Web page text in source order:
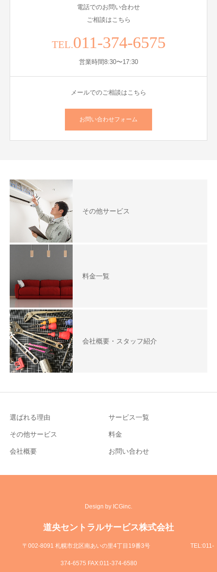
電話でのお問い合わせ
ご相談はこちら
TEL.011-374-6575
営業時間8:30〜17:30
メールでのご相談はこちら
お問い合わせフォーム
その他サービス
料金一覧
会社概要・スタッフ紹介
選ばれる理由 サービス一覧
その他サービス 料金
会社概要 お問い合わせ
Design by ICGinc.
道央セントラルサービス株式会社
〒002-8091 札幌市北区南あいの里4丁目19番3号 TEL:011-
374-6575 FAX:011-374-6580